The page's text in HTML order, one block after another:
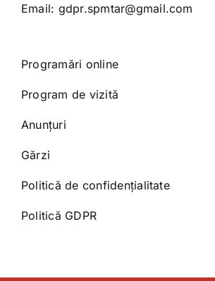
Email: gdpr.spmtar@gmail.com
Programări online
Program de vizită
Anunțuri
Gărzi
Politică de confidențialitate
Politică GDPR